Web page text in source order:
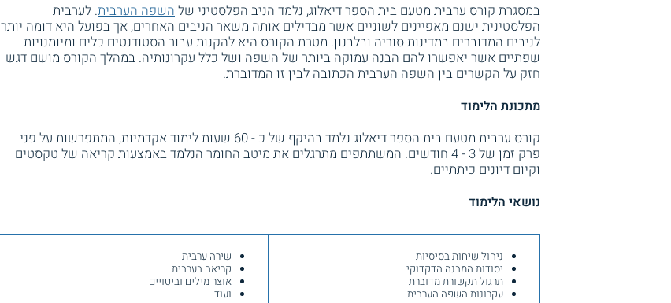
במסגרת קורס ערבית מטעם בית הספר דיאלוג, נלמד הניב הפלסטיני שלהשפה הערבית. לערבית
הפלסטינית ישנם מאפיינים לשוניים אשר מבדילים אותה משאר הניבים האחרים, אך בפועל היא דומה יותר
לניבים המדוברים במדינות סוריה ובלבנון. מטרת הקורס היא להקנות עבור הסטודנטים כלים ומיומנויות
שפתיים אשר יאפשרו להם הבנה עמוקה ביותר של השפה ושל כלל עקרונותיה. במהלך הקורס מושם דגש
חזק על הקשרים בין השפה הערבית הכתובה לבין זו המדוברת.
מתכונת הלימוד
קורס ערבית מטעם בית הספר דיאלוג נלמד בהיקף של כ - 60 שעות לימוד אקדמיות, המתפרשות על פני
פרק זמן של 3 - 4 חודשים. המשתתפים מתרגלים את מיטב החומר הנלמד באמצעות קריאה של טקסטים
וקיום דיונים כיתתיים.
נושאי הלימוד
ניהול שיחות בסיסיות
יסודות המבנה הדקדוקי
תרגול תקשורת מדוברת
עקרונות השפה הערבית
שירה ערבית
קריאה בערבית
אוצר מילים וביטויים
ועוד